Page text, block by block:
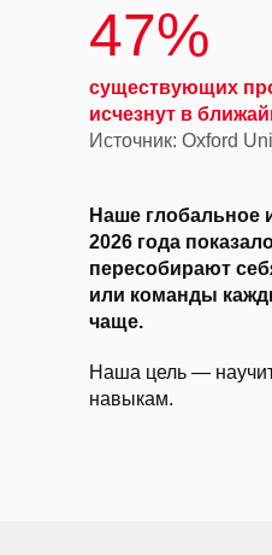
47%
существующих
исчезнут в
Источник: Oxford
Наше глобальное
2026 года
пересобирают
или команды
чаще.
Наша цель —
навыкам.